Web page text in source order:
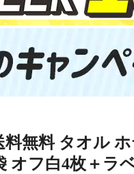
料無料 タオル
オフ白4枚＋ラ